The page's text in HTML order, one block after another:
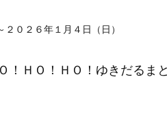
０２６年１月４日（日）
ＨＯ！ＨＯ！ゆきだるま